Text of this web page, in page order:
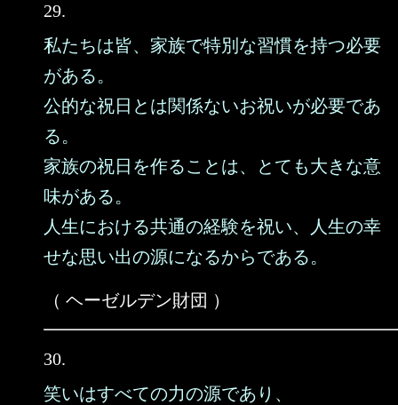
29.
私たちは皆、家族で特別な習慣を持つ必要
がある。
公的な祝日とは関係ないお祝いが必要であ
る。
家族の祝日を作ることは、とても大きな意
味がある。
人生における共通の経験を祝い、人生の幸
せな思い出の源になるからである。
（ ヘーゼルデン財団 ）
30.
笑いはすべての力の源であり、